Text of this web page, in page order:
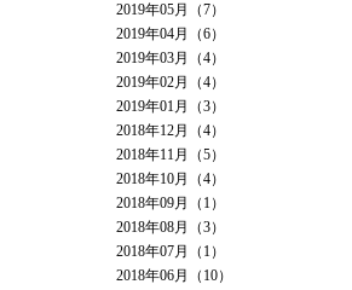
2019年05月（7）
2019年04月（6）
2019年03月（4）
2019年02月（4）
2019年01月（3）
2018年12月（4）
2018年11月（5）
2018年10月（4）
2018年09月（1）
2018年08月（3）
2018年07月（1）
2018年06月（10）